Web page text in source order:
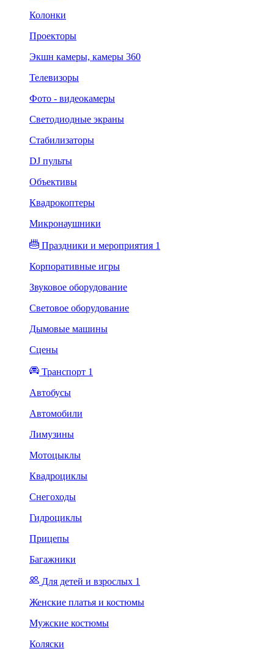
Колонки
Проекторы
Экшн камеры, камеры 360
Телевизоры
Фото - видеокамеры
Светодиодные экраны
Стабилизаторы
DJ пульты
Объективы
Квадрокоптеры
Микронаушники
Праздники и мероприятия 1
Корпоративные игры
Звуковое оборудование
Световое оборудование
Дымовые машины
Сцены
Транспорт 1
Автобусы
Автомобили
Лимузины
Мотоцыклы
Квадроциклы
Снегоходы
Гидроциклы
Прицепы
Багажники
Для детей и взрослых 1
Женские платья и костюмы
Мужские костюмы
Коляски